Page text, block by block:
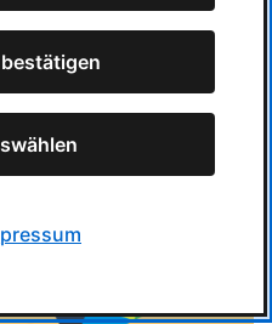
essen.de